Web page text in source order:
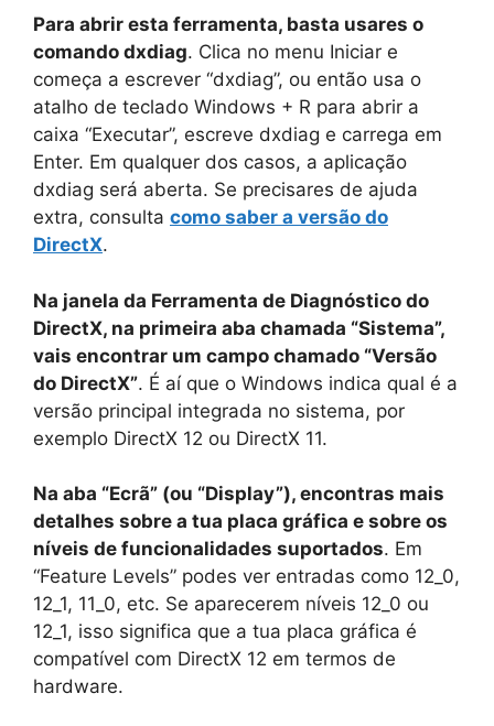
Para abrir esta ferramenta, basta usares o
comando dxdiag. Clica no menu Iniciar e
começa a escrever “dxdiag”, ou então usa o
atalho de teclado Windows + R para abrir a
caixa “Executar”, escreve dxdiag e carrega em
Enter. Em qualquer dos casos, a aplicação
dxdiag será aberta. Se precisares de ajuda
extra, consulta como saber a versão do
DirectX.
Na janela da Ferramenta de Diagnóstico do
DirectX, na primeira aba chamada “Sistema”,
vais encontrar um campo chamado “Versão
do DirectX”. É aí que o Windows indica qual é a
versão principal integrada no sistema, por
exemplo DirectX 12 ou DirectX 11.
Na aba “Ecrã” (ou “Display”), encontras mais
detalhes sobre a tua placa gráfica e sobre os
níveis de funcionalidades suportados. Em
“Feature Levels” podes ver entradas como 12_0,
12_1, 11_0, etc. Se aparecerem níveis 12_0 ou
12_1, isso significa que a tua placa gráfica é
compatível com DirectX 12 em termos de
hardware.